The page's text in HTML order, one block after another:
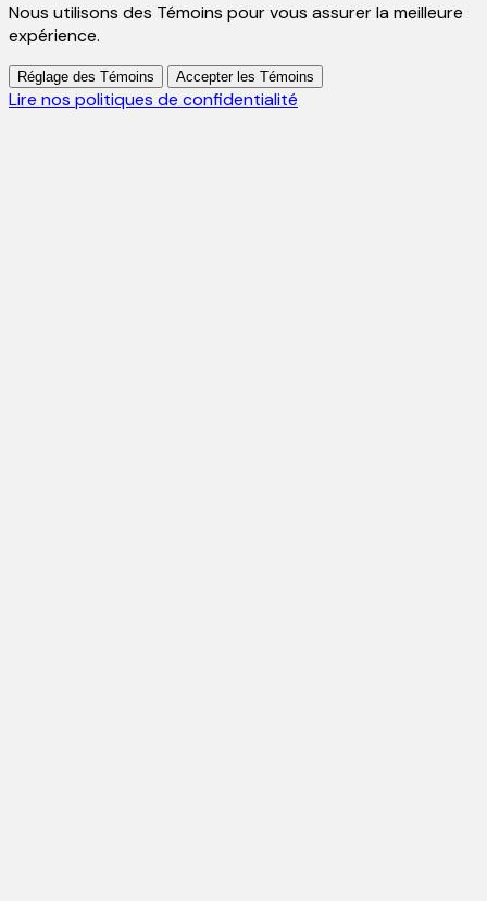
Nous utilisons des Témoins pour vous assurer la meilleure
expérience.
Réglage des Témoins Accepter les Témoins
Lire nos politiques de confidentialité